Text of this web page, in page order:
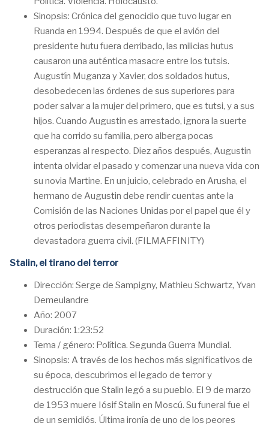
Sinopsis: Crónica del genocidio que tuvo lugar en
Ruanda en 1994. Después de que el avión del
presidente hutu fuera derribado, las milicias hutus
causaron una auténtica masacre entre los tutsis.
Augustín Muganza y Xavier, dos soldados hutus,
desobedecen las órdenes de sus superiores para
poder salvar a la mujer del primero, que es tutsi, y a sus
hijos. Cuando Augustin es arrestado, ignora la suerte
que ha corrido su familia, pero alberga pocas
esperanzas al respecto. Diez años después, Augustin
intenta olvidar el pasado y comenzar una nueva vida con
su novia Martine. En un juicio, celebrado en Arusha, el
hermano de Augustin debe rendir cuentas ante la
Comisión de las Naciones Unidas por el papel que él y
otros periodistas desempeñaron durante la
devastadora guerra civil. (FILMAFFINITY)
Stalin, el tirano del terror
Dirección: Serge de Sampigny, Mathieu Schwartz, Yvan
Demeulandre
Año: 2007
Duración: 1:23:52
Tema / género: Política. Segunda Guerra Mundial.
Sinopsis: A través de los hechos más significativos de
su época, descubrimos el legado de terror y
destrucción que Stalin legó a su pueblo. El 9 de marzo
de 1953 muere Iósif Stalin en Moscú. Su funeral fue el
de un semidiós. Última ironía de uno de los peores